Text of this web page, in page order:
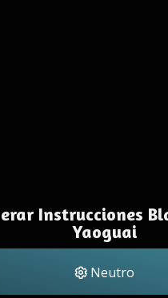
Instrucciones
Yaoguai
Neutro